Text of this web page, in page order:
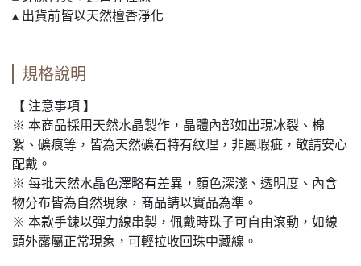
▴ 出貨前皆以天然檀香淨化
規格說明
【 注意事項 】
※ 本商品採用天然水晶製作，晶體內部如出現冰裂、棉
絮、礦痕等，皆為天然礦石特有紋理，非屬瑕疵，敬請安心
配戴。
※ 每批天然水晶色澤略有差異，顏色深淺、透明度、內含
物分布皆為自然現象，商品請以實品為準。
※ 本款手鍊以彈力線串製，佩戴時珠子可自由滾動，如線
頭外露屬正常現象，可輕拉收回珠中藏線。